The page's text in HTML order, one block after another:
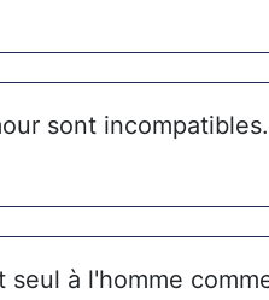
sont incompatibles.
seul à l'homme